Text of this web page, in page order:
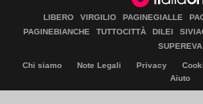
LIBERO VIRGILIO PAGINEGIALLE
PAGINEBIANCHE
TUTTOCITTÀ DILEI
SUPEREVA
Chi siamo Note Legali Privacy
Aiuto